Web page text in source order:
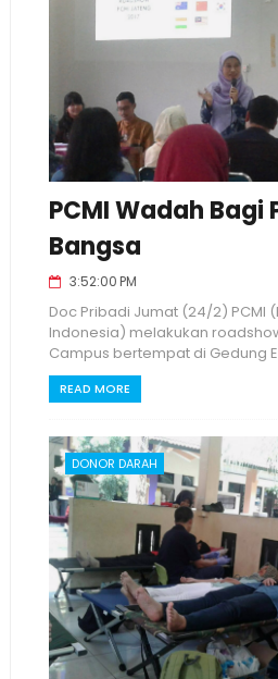
PCMI Wadah Bagi
Bangsa
3:52:00 PM
Doc Pribadi Jumat (24/2) PCMI
Indonesia) melakukan
Campus bertempat di Gedung E
READ MORE
DONOR DARAH